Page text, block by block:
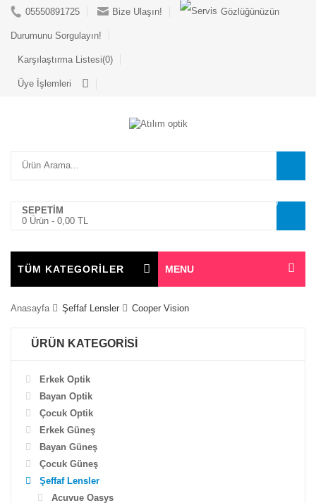
05550891725 Bize Ulaşın! Gözlüğünüzün
Durumunu Sorgulayın!
Karşılaştırma Listesi(0)
Üye İşlemleri
SEPETİM
0 Ürün - 0,00 TL
0
TÜM KATEGORİLER MENU
Anasayfa Şeffaf Lensler Cooper Vision
ÜRÜN KATEGORİSİ
Erkek Optik
Bayan Optik
Çocuk Optik
Erkek Güneş
Bayan Güneş
Çocuk Güneş
Şeffaf Lensler
Acuvue Oasys